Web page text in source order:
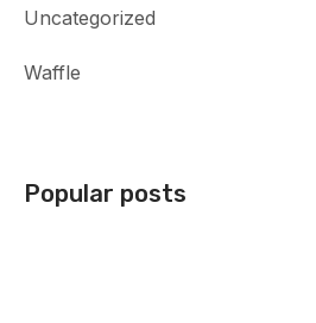
Uncategorized
Waffle
Popular posts